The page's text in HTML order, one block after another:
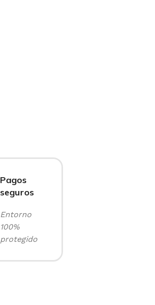
Pagos
seguros
Entorno
100%
protegido